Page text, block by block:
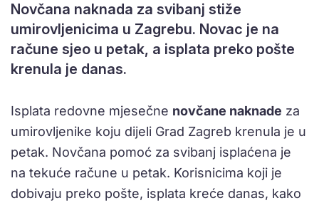
Novčana naknada za svibanj stiže
umirovljenicima u Zagrebu. Novac je na
račune sjeo u petak, a isplata preko pošte
krenula je danas.
Isplata redovne mjesečne novčane naknade za
umirovljenike koju dijeli Grad Zagreb krenula je u
petak. Novčana pomoć za svibanj isplaćena je
na tekuće račune u petak. Korisnicima koji je
dobivaju preko pošte, isplata kreće danas, kako